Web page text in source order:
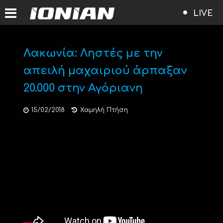
LIVE
Λακωνία: Ληστές με την
απειλή μαχαιριού άρπαξαν
20.000 στην Αγόριανη
15/02/2018 Χαμηλή Πτήση